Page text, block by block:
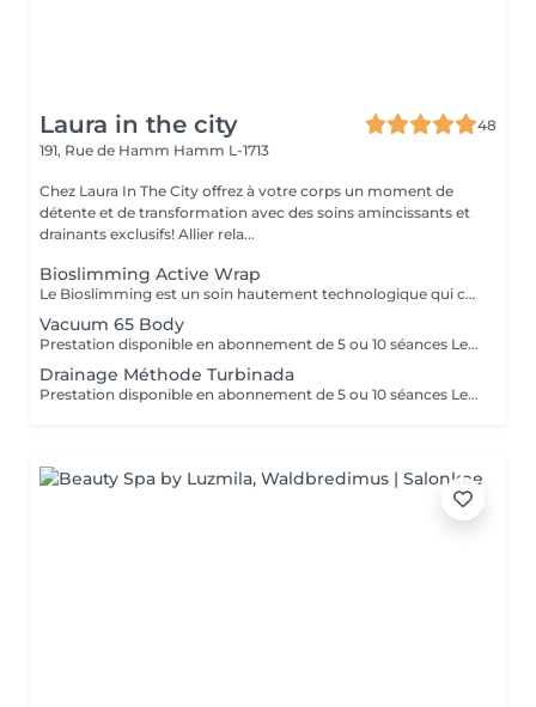
Laura in the city
48
191, Rue de Hamm Hamm L-1713
Chez Laura In The City offrez à votre corps un moment de
détente et de transformation avec des soins amincissants et
drainants exclusifs! Allier rela...
Bioslimming Active Wrap
Le Bioslimming est un soin hautement technologique qui combine des principes actifs naturels et une méthode exclusive pour cibler les zones spécifiques du corps. Grâce à une formule révolutionnaire enrichie en extraits de plantes, en algues marines et en huiles essentielles, ce soin aide à réduire la cellulite, raffermir la peau et affiner la silhouette. Résultats visible des la première séance traitement global offrant des résultats impressionnants et de multiples avantages ! Au-delà de son impact spectaculaire sur le modelage de la silhouette, réduction de la cellulite et les amas adipeux, ce soin procure une amélioration remarquable sur la texture de la peau. L'idéal est de réaliser en premier les séances de cryo sur les zones à perdre. Le soin bioslimming est la finition, il permet de « grignoter » les derniers petits centimètres. Cet enveloppement amincissant offre des bienfaits remarquables, faisant de lui un soin "tout-en-un" qui procure une expérience exceptionnelle. Les résultats sont visibles dès la première séance. La silhouette est redéfinie et la peau embellie. Parmi les nombreux bénéfices, on constate une perte moyenne de 1 à 4 cm par zone mesurée, après seulement une séance. Le processus d'amincissement et la combustion des graisses continuent de fonctionner pendant plusieurs heures qui suivent la séance.
Vacuum 65 Body
Prestation disponible en abonnement de 5 ou 10 séances Le Soin Vacuum 65 Body est un protocole minceur avancé de 45 minutes, conçu pour cibler les amas graisseux, lisser la peau et redéfinir la silhouette. Grâce à une technologie associant traitement à froid, biostimulation mécanique et mise sous vide, ce soin agit en profondeur pour des résultats visibles dès la première séance. La stimulation à froid agit comme un booster circulatoire : elle réactive les échanges cellulaires, favorise le drainage et raffermit les tissus cutanés. L'effet sous vide, combiné au modelage mécanique, stimule la lipolyse tout en favorisant le déstockage des graisses localisées. Cela permet une réduction du volume corporel significative, avec une perte moyenne observée de 6,5 cm en 45 minutes. Le soin combat efficacement la cellulite, améliore la texture de la peau et renforce son élasticité. La peau paraît plus lisse, plus ferme, plus homogène. Il agit également comme un activateur de régénération cutanée, en favorisant la production de collagène et d'élastine, pour une peau visiblement revitalisée. Ce rituel corporel est parfait pour celles et ceux en quête de résultats rapides, sans douleurs ni invasivité. Il peut s'intégrer à une cure minceur ciblée, ou être utilisé en soin ponctuel avant un événement.
Drainage Méthode Turbinada
Prestation disponible en abonnement de 5 ou 10 séances Le massage Turbinada est un traitement manuel, amincissant, performant, qui donne des résultats significatifs. Il est basé sur le principe de la thérapie chinoise (ventouse: aspiration, picots: acupressure). C'est un massage amincissant, stimulant, drainant, détoxiquant, raffermissant, tonifiant et personnalisé.